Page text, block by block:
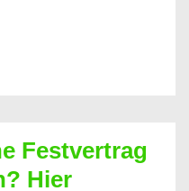
Festvertrag
Hier